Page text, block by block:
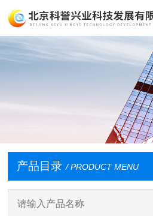
产品目录 / PRODUCT MENU